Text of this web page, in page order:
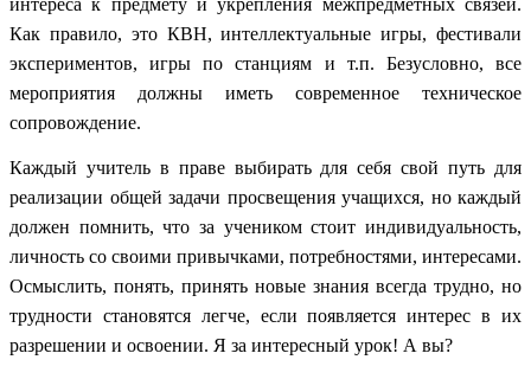
Как правило, это КВН, интеллектуальные игры, фестивали
экспериментов, игры по станциям и т.п. Безусловно, все
мероприятия должны иметь современное техническое
сопровождение.
Каждый учитель в праве выбирать для себя свой путь для
реализации общей задачи просвещения учащихся, но каждый
должен помнить, что за учеником стоит индивидуальность,
личность со своими привычками, потребностями, интересами.
Осмыслить, понять, принять новые знания всегда трудно, но
трудности становятся легче, если появляется интерес в их
разрешении и освоении. Я за интересный урок! А вы?